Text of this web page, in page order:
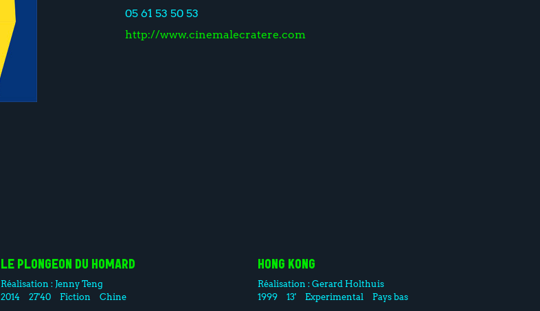
05 61 53 50 53
http://www.cinemalecratere.com
LE PLONGEON DU HOMARD
Réalisation : Jenny Teng
2014
27'40 Fiction Chine
HONG KONG
Réalisation :Gerard Holthuis
1999
13' Experimental Pays bas